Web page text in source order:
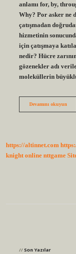
anlamı for, by,
Why? Por asker ne
çatışmadan
hizmetinin
için çatışmaya
nedir? Hücre
gözenekler adı
moleküllerin
Devamını okuyunPor
https://altinnet.com
knight online nttgame
Son Yazılar